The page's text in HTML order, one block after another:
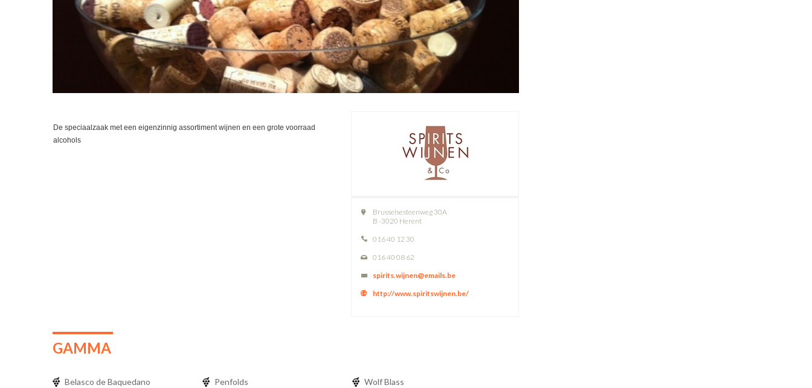
De speciaalzaak met een eigenzinnig assortiment wijnen en een grote voorraad
alcohols
Brusselsesteenweg 30A
B -3020 Herent
016 40 12 30
016 40 08 62
spirits.wijnen@emails.be
http://www.spiritswijnen.be/
GAMMA
Belasco de Baquedano Penfolds
Wolf Blass